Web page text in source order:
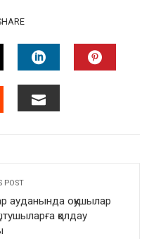
LINKEDIN
POST
ауданында оқушылар
қолдау